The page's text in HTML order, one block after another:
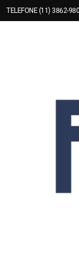
TELEFONE (11) 3862-